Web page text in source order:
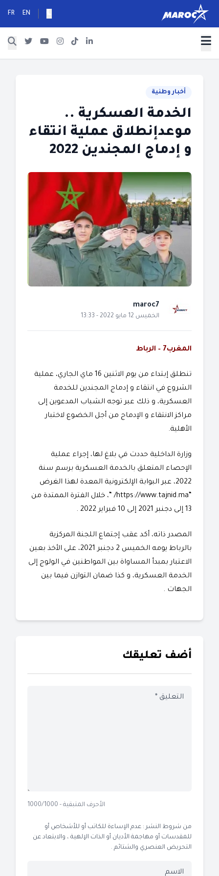
EN
FR
أخبار وطنية
الخدمة العسكرية ..
موعدإنطلاق عملية انتقاء
و إدماج المجندين 2022
maroc7
الخميس 12 مايو 2022 - 13:33
المغرب7 – الرباط
تنطلق إبتداء من يوم الاثنين 16 ماي الجاري، عملية
الشروع في انتقاء و إدماج المجندين للخدمة
العسكرية، و ذلك عبر توجه الشباب المدعوين إلى
مراكز الانتقاء و الإدماج من أجل الخضوع لاختبار
الأهلية.
وزارة الداخلية حددت في بلاغ لها، إجراء عملية
الإحصاء المتعلق بالخدمة العسكرية برسم سنة
2022، عبر البوابة الإلكترونية المعدة لهذا الغرض
“https://www.tajnid.ma/ “، خلال الفترة الممتدة من
13 إلى دجنبر 2021 إلى 10 فبراير 2022 .
المصدر ذاته، أكد عقب إجتماع اللجنة المركزية
بالرباط يومه الخميس 2 دجنبر 2021، على الأخذ بعين
الاعتبار بمبدأ المساواة بين المواطنين في الولوج إلى
الخدمة العسكرية، و كذا ضمان التوازن فيما بين
الجهات .
أضف تعليقك
الأحرف المتبقية - 1000/1000
من شروط النشر : عدم الإساءة للكاتب أو للأشخاص أو
للمقدسات أو مهاجمة الأديان أو الذات الإلهية ، والابتعاد عن
التحريض العنصري والشتائم .